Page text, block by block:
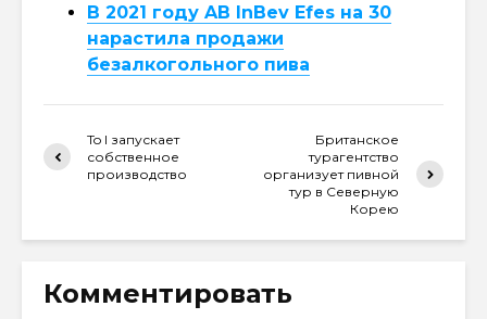
В 2021 году AB InBev Efes на 30
нарастила продажи
безалкогольного пива
To l запускает
собственное
производство
Британское
турагентство
организует пивной
тур в Северную
Корею
Комментировать